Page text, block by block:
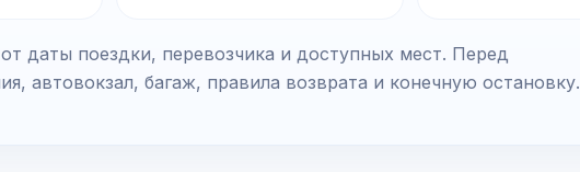
даты поездки, перевозчика и доступных мест. Перед
автовокзал, багаж, правила возврата и конечную остановку.